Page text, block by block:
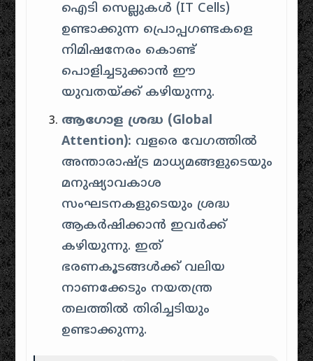
ഐടി സെല്ലുകൾ (IT Cells)
ഉണ്ടാക്കുന്ന പ്രൊപ്പഗണ്ടകളെ
നിമിഷനേരം കൊണ്ട്
പൊളിച്ചടുക്കാൻ ഈ
യുവതയ്ക്ക് കഴിയുന്നു.
ആഗോള ശ്രദ്ധ (Global
Attention): വളരെ വേഗത്തിൽ
അന്താരാഷ്ട്ര മാധ്യമങ്ങളുടെയും
മനുഷ്യാവകാശ
സംഘടനകളുടെയും ശ്രദ്ധ
ആകർഷിക്കാൻ ഇവർക്ക്
കഴിയുന്നു. ഇത്
ഭരണകൂടങ്ങൾക്ക് വലിയ
നാണക്കേടും നയതന്ത്ര
തലത്തിൽ തിരിച്ചടിയും
ഉണ്ടാക്കുന്നു.